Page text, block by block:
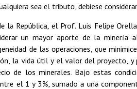
sea el tributo, debiese
la República, el Prof. Luis Felipe
un mayor aporte de la minería
de las operaciones, que
la vida útil y el valor del proyecto, y
de los minerales. Bajo estas
el 1 y 3%, sumado a una